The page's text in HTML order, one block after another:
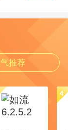
气推荐
4